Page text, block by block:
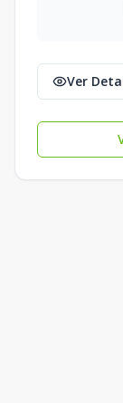
Ver